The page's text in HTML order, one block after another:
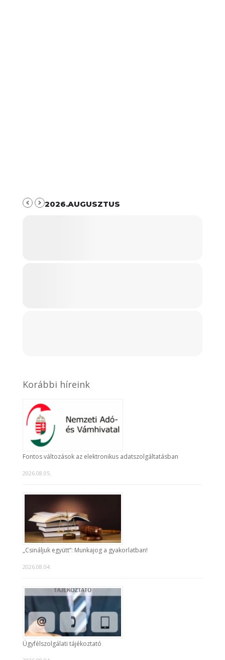
2026.AUGUSZTUS
Korábbi híreink
Fontos változások az elektronikus adatszolgáltatásban
2026.08.05.
„Csináljuk együtt”: Munkajog a gyakorlatban!
2026.08.04.
Ügyfélszolgálati tájékoztató